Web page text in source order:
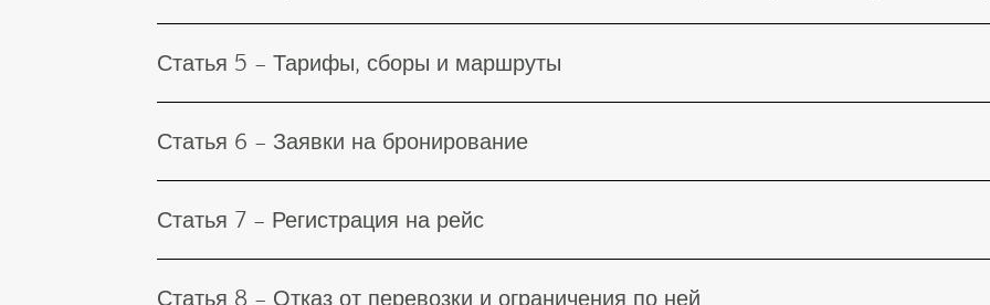
Статья 5 – Тарифы, сборы и маршруты
Статья 6 – Заявки на бронирование
Статья 7 – Регистрация на рейс
Статья 8 – Отказ от перевозки и ограничения по ней